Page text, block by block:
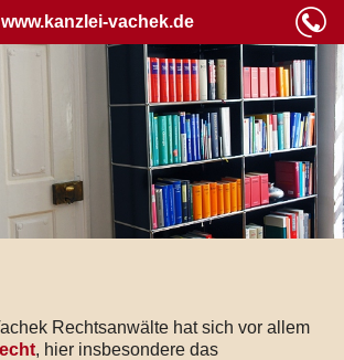
www.kanzlei-vachek.de
Rechtsanwälte hat sich vor allem
, hier insbesondere das